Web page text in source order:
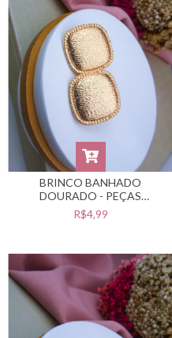
BRINCO BANHADO
DOURADO - PEÇAS
BANHADAS NO VERNIZ
CATAFORÉTICO -
R$4,99